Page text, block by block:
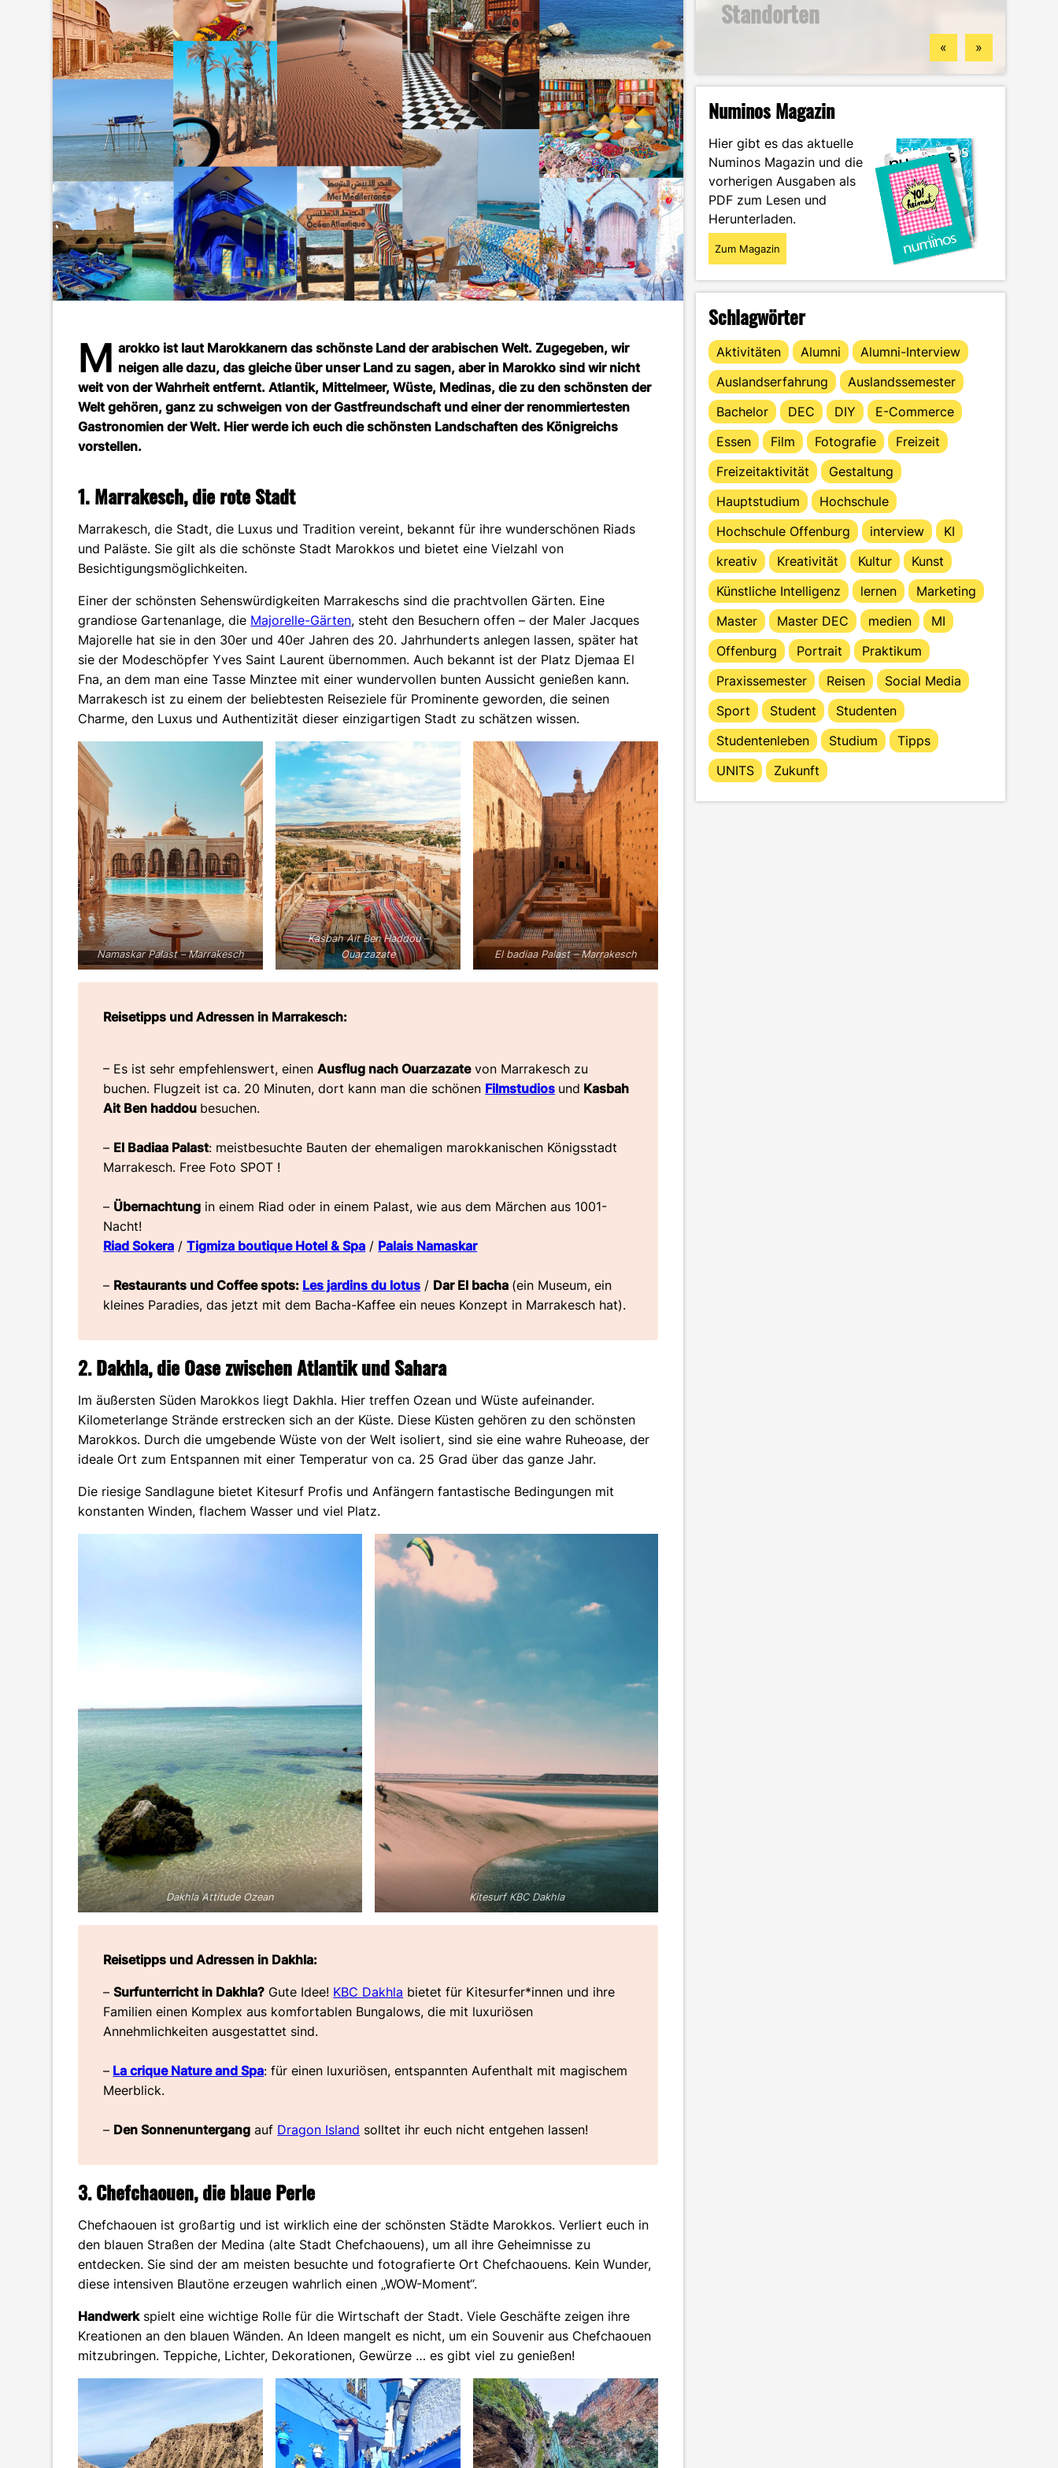
M arokko ist laut Marokkanern das schönste Land der arabischen Welt. Zugegeben, wir
neigen alle dazu, das gleiche über unser Land zu sagen, aber in Marokko sind wir nicht
weit von der Wahrheit entfernt. Atlantik, Mittelmeer, Wüste, Medinas, die zu den schönsten der
Welt gehören, ganz zu schweigen von der Gastfreundschaft und einer der renommiertesten
Gastronomien der Welt. Hier werde ich euch die schönsten Landschaften des Königreichs
vorstellen.
1. Marrakesch, die rote Stadt
Marrakesch, die Stadt, die Luxus und Tradition vereint, bekannt für ihre wunderschönen Riads
und Paläste. Sie gilt als die schönste Stadt Marokkos und bietet eine Vielzahl von
Besichtigungsmöglichkeiten.
Einer der schönsten Sehenswürdigkeiten Marrakeschs sind die prachtvollen Gärten. Eine
grandiose Gartenanlage, die Majorelle-Gärten, steht den Besuchern offen – der Maler Jacques
Majorelle hat sie in den 30er und 40er Jahren des 20. Jahrhunderts anlegen lassen, später hat
sie der Modeschöpfer Yves Saint Laurent übernommen. Auch bekannt ist der Platz Djemaa El
Fna, an dem man eine Tasse Minztee mit einer wundervollen bunten Aussicht genießen kann.
Marrakesch ist zu einem der beliebtesten Reiseziele für Prominente geworden, die seinen
Charme, den Luxus und Authentizität dieser einzigartigen Stadt zu schätzen wissen.
Namaskar Palast – Marrakesch
Kasbah Ait Ben Haddou –
Ouarzazate
El badiaa Palast – Marrakesch
Reisetipps und Adressen in Marrakesch:
– Es ist sehr empfehlenswert, einenAusflug nach Ouarzazatevon Marrakesch zu
buchen. Flugzeit ist ca. 20 Minuten, dort kann man die schönen Filmstudios und Kasbah
Ait Ben haddou besuchen.
– El Badiaa Palast: meistbesuchte Bauten der ehemaligen marokkanischen Königsstadt
Marrakesch. Free Foto SPOT !
– Übernachtung in einem Riad oder in einem Palast, wie aus dem Märchen aus 1001-
Nacht!
Riad Sokera /Tigmiza boutique Hotel & Spa / Palais Namaskar
– Restaurants und Coffee spots: Les jardins du lotus / Dar El bacha (ein Museum, ein
kleines Paradies, das jetzt mit dem Bacha-Kaffee ein neues Konzept in Marrakesch hat).
2.Dakhla, die Oase zwischen Atlantik und Sahara
Im äußersten Süden Marokkos liegt Dakhla. Hier treffen Ozean und Wüste aufeinander.
Kilometerlange Strände erstrecken sich an der Küste. Diese Küsten gehören zu den schönsten
Marokkos. Durch die umgebende Wüste von der Welt isoliert, sind sie eine wahre Ruheoase, der
ideale Ort zum Entspannen mit einer Temperatur von ca. 25 Grad über das ganze Jahr.
Die riesige Sandlagune bietet Kitesurf Profis und Anfängern fantastische Bedingungen mit
konstanten Winden, flachem Wasser und viel Platz.
Dakhla Attitude Ozean Kitesurf KBC Dakhla
Reisetipps und Adressen in Dakhla:
–Surfunterricht in Dakhla? Gute Idee! KBC Dakhla bietet für Kitesurfer*innen und ihre
Familien einen Komplex aus komfortablen Bungalows, die mit luxuriösen
Annehmlichkeiten ausgestattet sind.
– La crique Nature and Spa: für einen luxuriösen, entspannten Aufenthalt mit magischem
Meerblick.
– Den Sonnenuntergang auf Dragon Island solltet ihr euch nicht entgehen lassen!
3.Chefchaouen, die blaue Perle
Chefchaouen ist großartig und ist wirklich eine der schönsten Städte Marokkos. Verliert euch in
den blauen Straßen der Medina (alte Stadt Chefchaouens), um all ihre Geheimnisse zu
entdecken. Sie sind der am meisten besuchte und fotografierte Ort Chefchaouens. Kein Wunder,
diese intensiven Blautöne erzeugen wahrlich einen „WOW-Moment“.
Handwerkspielt eine wichtige Rolle für die Wirtschaft der Stadt. Viele Geschäfte zeigen ihre
Kreationen an den blauen Wänden. An Ideen mangelt es nicht, um ein Souvenir aus Chefchaouen
mitzubringen. Teppiche, Lichter, Dekorationen, Gewürze … es gibt viel zu genießen!
Standorten
finden könntest
Wintersemester
Portrait
« »
Numinos Magazin
Hier gibt es das aktuelle
Numinos Magazin und die
vorherigen Ausgaben als
PDF zum Lesen und
Herunterladen.
Zum Magazin
Schlagwörter
Aktivitäten Alumni
Alumni-Interview
Auslandserfahrung
Auslandssemester
Bachelor
DEC DIY
E-Commerce
Essen
Film Fotografie
Freizeit
Freizeitaktivität
Gestaltung
Hauptstudium
Hochschule
Hochschule Offenburg
interview
KI
kreativ
Kreativität Kultur
Kunst
Künstliche Intelligenz
lernen
Marketing
Master
Master DEC medien
MI
Offenburg
Portrait
Praktikum
Praxissemester
Reisen
Social Media
Sport
Student
Studenten
Studentenleben
Studium
Tipps
UNITS
Zukunft